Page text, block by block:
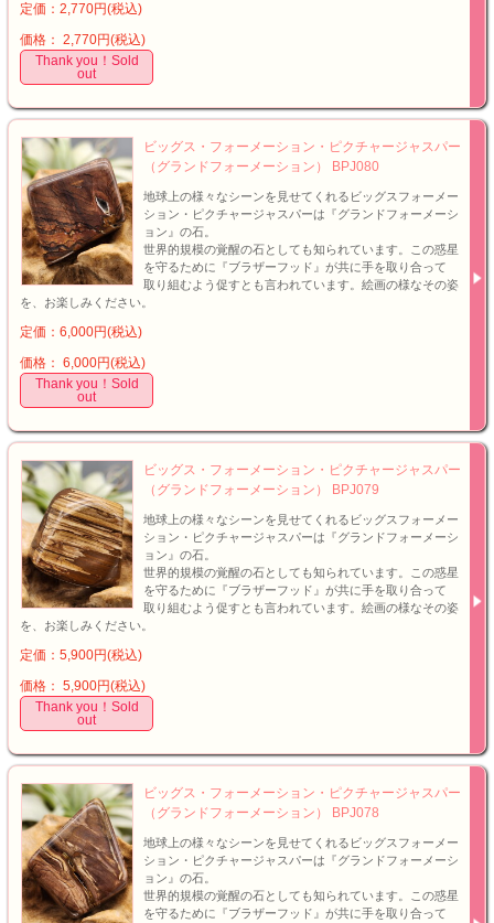
定価：2,770円(税込)
価格： 2,770円(税込)
Thank you！Sold
out
ビッグス・フォーメーション・ピクチャージャスパー
（グランドフォーメーション） BPJ080
地球上の様々なシーンを見せてくれるビッグスフォーメー
ション・ピクチャージャスパーは『グランドフォーメーシ
ョン』の石。
世界的規模の覚醒の石としても知られています。この惑星
を守るために『ブラザーフッド』が共に手を取り合って
取り組むよう促すとも言われています。絵画の様なその姿
を、お楽しみください。
定価：6,000円(税込)
価格： 6,000円(税込)
Thank you！Sold
out
ビッグス・フォーメーション・ピクチャージャスパー
（グランドフォーメーション） BPJ079
地球上の様々なシーンを見せてくれるビッグスフォーメー
ション・ピクチャージャスパーは『グランドフォーメーシ
ョン』の石。
世界的規模の覚醒の石としても知られています。この惑星
を守るために『ブラザーフッド』が共に手を取り合って
取り組むよう促すとも言われています。絵画の様なその姿
を、お楽しみください。
定価：5,900円(税込)
価格： 5,900円(税込)
Thank you！Sold
out
ビッグス・フォーメーション・ピクチャージャスパー
（グランドフォーメーション） BPJ078
地球上の様々なシーンを見せてくれるビッグスフォーメー
ション・ピクチャージャスパーは『グランドフォーメーシ
ョン』の石。
世界的規模の覚醒の石としても知られています。この惑星
を守るために『ブラザーフッド』が共に手を取り合って